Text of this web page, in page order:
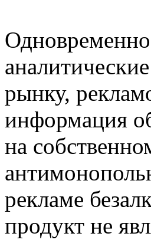
рынку,
информация
на
рекламе
продукт не